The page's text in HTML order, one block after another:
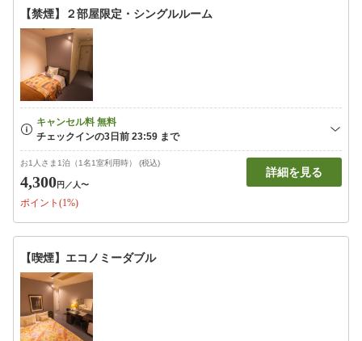
【禁煙】２部屋限定・シングルルーム
お1人さま1泊（1名1室利用時） (税込)
4,300円 ／人〜
ポイント(1%)
詳細を見る
【喫煙】エコノミーダブル